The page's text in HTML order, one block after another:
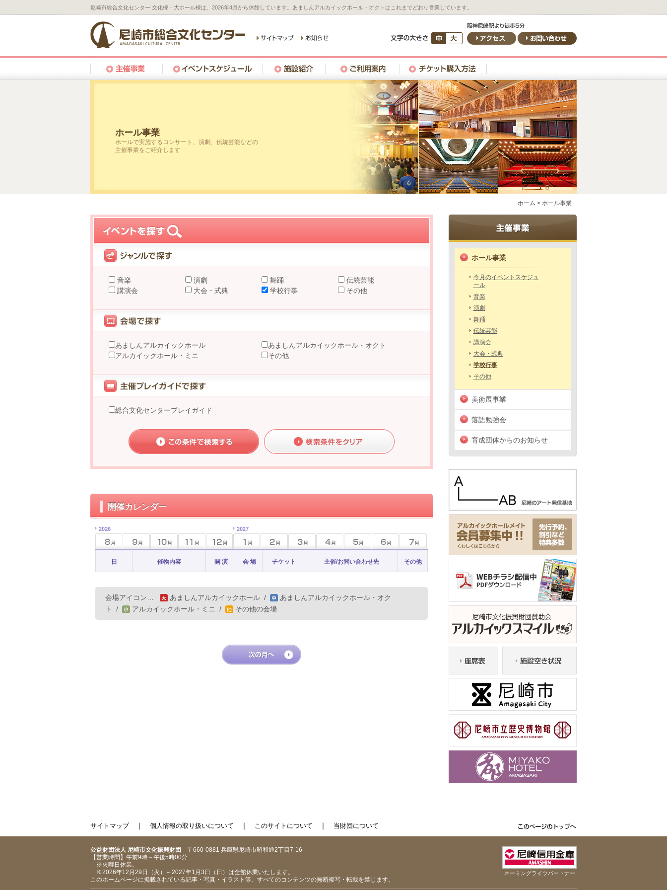
尼崎市総合文化センター 文化棟・大ホール棟は、2026年4月から休館しています。あましんアルカイックホール・オクトはこれまでどおり営業しています。
ホール事業
ホールで実施するコンサート、演劇、伝統芸能などの
主催事業をご紹介します
ホーム > ホール事業
音楽 演劇 舞踊
伝統芸能
講演会
大会・式典 学校行事 その他
あましんアルカイックホール
あましんアルカイックホール・オクト
アルカイックホール・ミニ
その他
総合文化センタープレイガイド
開催カレンダー
2026 2027
日 催物内容 開 演 会 場 チケット 主催/お問い合わせ先 その他
会場アイコン… あましんアルカイックホール /
あましんアルカイックホール・オク
ト
/ アルカイックホール・ミニ / その他の会場
ホール事業
今月のイベントスケジュ
ール
音楽
演劇
舞踊
伝統芸能
講演会
大会・式典
学校行事
その他
美術展事業
落語勉強会
育成団体からのお知らせ
サイトマップ｜ 個人情報の取り扱いについて ｜ このサイトについて ｜ 当財団について
公益財団法人 尼崎市文化振興財団 〒660-0881 兵庫県尼崎市昭和通2丁目7-16
【営業時間】午前9時～午後5時00分
※火曜日休業。
※2026年12月29日（火）～2027年1月3日（日）は全館休業いたします。
このホームページに掲載されている記事・写真・イラスト等、すべてのコンテンツの無断複写・転載を禁じます。
ネーミングライツパートナー